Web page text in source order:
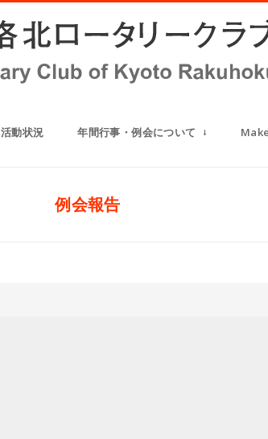
活動状況 年間行事・例会について
例会報告